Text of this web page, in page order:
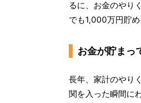
るに、お金のやり
でも1,000万円貯
お金が貯まっ
長年、家計のやり
関を入った瞬間に